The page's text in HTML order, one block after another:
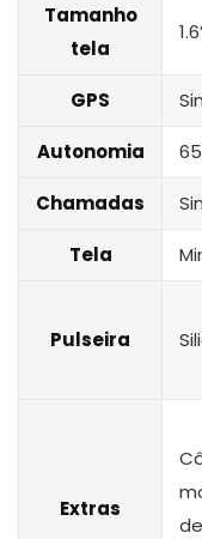
Tamanho
tela
GPS
Autonomia
Chamadas
Tela
Pulseira
Extras